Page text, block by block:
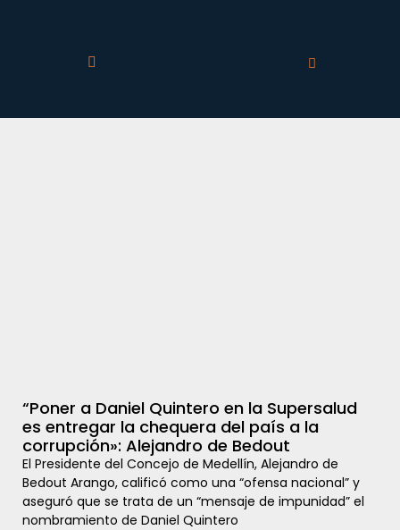
“Poner a Daniel Quintero en la Supersalud
es entregar la chequera del país a la
corrupción»: Alejandro de Bedout
El Presidente del Concejo de Medellín, Alejandro de
Bedout Arango, calificó como una “ofensa nacional” y
aseguró que se trata de un “mensaje de impunidad” el
nombramiento de Daniel Quintero